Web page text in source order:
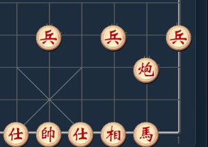
黑+58
车二平四
黑+33
黑+80
黑+4
黑+1
红+0
红+28
马７进６